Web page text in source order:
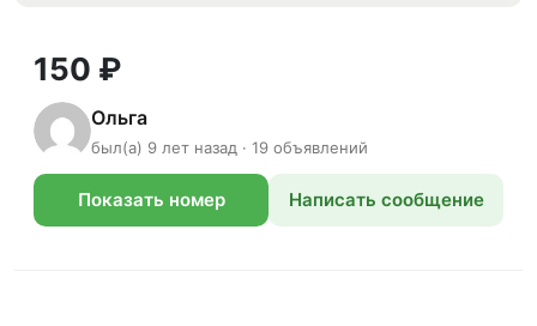
150 ₽
Ольга
был(а) 9 лет назад · 19 объявлений
Показать номер Написать сообщение